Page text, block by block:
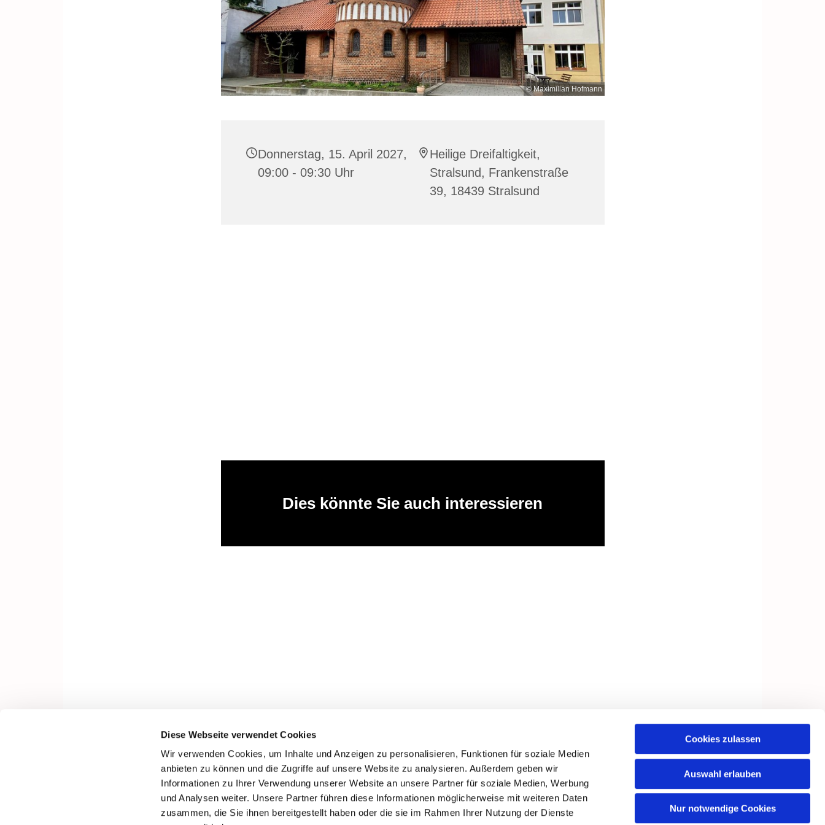
Diese Webseite verwendet Cookies
Wir verwenden Cookies, um Inhalte und Anzeigen zu personalisieren, Funktionen für soziale Medien
anbieten zu können und die Zugriffe auf unsere Website zu analysieren. Außerdem geben wir
Informationen zu Ihrer Verwendung unserer Website an unsere Partner für soziale Medien, Werbung
und Analysen weiter. Unsere Partner führen diese Informationen möglicherweise mit weiteren Daten
zusammen, die Sie ihnen bereitgestellt haben oder die sie im Rahmen Ihrer Nutzung der Dienste
Cookies zulassen
Auswahl erlauben
Nur notwendige Cookies
© Maximilian Hofmann
Donnerstag, 15. April 2027,
09:00 - 09:30 Uhr
Heilige Dreifaltigkeit,
Stralsund, Frankenstraße
39, 18439 Stralsund
Dies könnte Sie auch interessieren